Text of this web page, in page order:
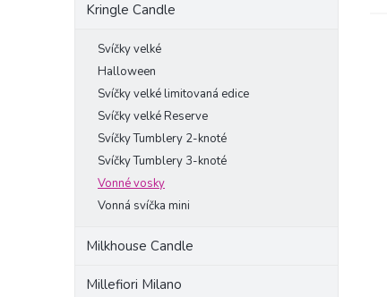
Kringle Candle
Svíčky velké
Halloween
Svíčky velké limitovaná edice
Svíčky velké Reserve
Svíčky Tumblery 2-knoté
Svíčky Tumblery 3-knoté
Vonné vosky
Vonná svíčka mini
Milkhouse Candle
Millefiori Milano